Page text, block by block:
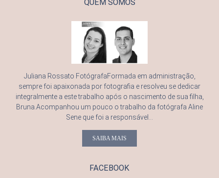
QUEM SOMOS
Juliana Rossato FotógrafaFormada em administração,
sempre foi apaixonada por fotografia e resolveu se dedicar
integralmente a este trabalho após o nascimento de sua filha,
Bruna.Acompanhou um pouco o trabalho da fotógrafa Aline
Sene que foi a responsável...
SAIBA MAIS
FACEBOOK